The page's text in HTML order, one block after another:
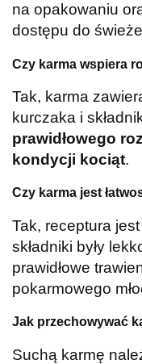
na opakowaniu
dostępu do
Czy karma wspiera
Tak, karma
kurczaka i
prawidłowego
kondycji kociąt.
Czy karma jest
Tak, receptura
składniki były
prawidłowe
pokarmowego
Jak przechowywać
Suchą karmę